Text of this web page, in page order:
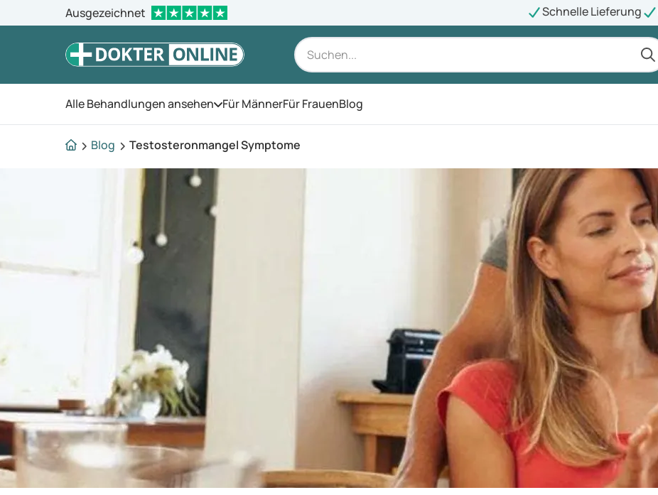
Ausgezeichnet Schnelle Lieferung
Alle Behandlungen ansehen Öffnen Sie das Menü
Für MännerFür FrauenBlog
Blog Testosteronmangel Symptome